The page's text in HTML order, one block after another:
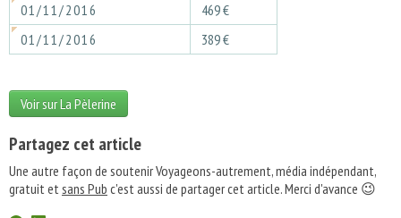
01/11/2016
469 €
01/11/2016
389 €
Voir sur La Pèlerine
Partagez cet article
Une autre façon de soutenir Voyageons-autrement, média indépendant,
gratuit etsans Pub c'est aussi de partager cet article. Merci d'avance 😉